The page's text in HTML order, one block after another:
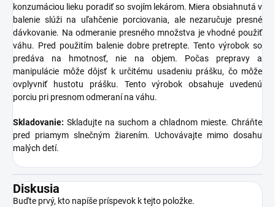
konzumáciou lieku poradiť so svojím lekárom. Miera obsiahnutá v
balenie slúži na uľahčenie porciovania, ale nezaručuje presné
dávkovanie. Na odmeranie presného množstva je vhodné použiť
váhu. Pred použitím balenie dobre pretrepte. Tento výrobok so
predáva na hmotnosť, nie na objem. Počas prepravy a
manipulácie môže dôjsť k určitému usadeniu prášku, čo môže
ovplyvniť hustotu prášku. Tento výrobok obsahuje uvedenú
porciu pri presnom odmeraní na váhu.
Skladovanie: Skladujte na suchom a chladnom mieste. Chráňte
pred priamym slnečným žiarením. Uchovávajte mimo dosahu
malých detí.
Diskusia
Buďte prvý, kto napíše príspevok k tejto položke.